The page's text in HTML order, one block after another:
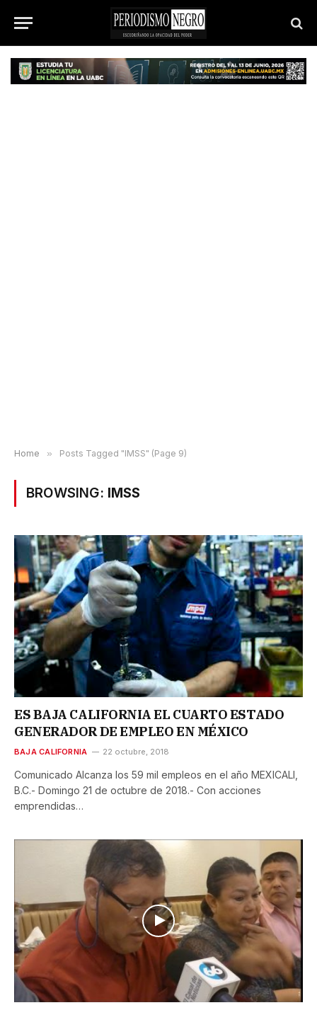
Home » Posts Tagged "IMSS" (Page 9)
BROWSING: IMSS
ES BAJA CALIFORNIA EL CUARTO ESTADO
GENERADOR DE EMPLEO EN MÉXICO
BAJA CALIFORNIA 22 octubre, 2018
Comunicado Alcanza los 59 mil empleos en el año MEXICALI,
B.C.- Domingo 21 de octubre de 2018.- Con acciones
emprendidas…